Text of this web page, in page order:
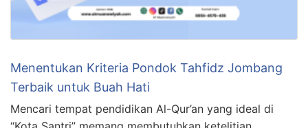
Menentukan Kriteria Pondok Tahfidz Jombang
Terbaik untuk Buah Hati
Mencari tempat pendidikan Al-Qur’an yang ideal di